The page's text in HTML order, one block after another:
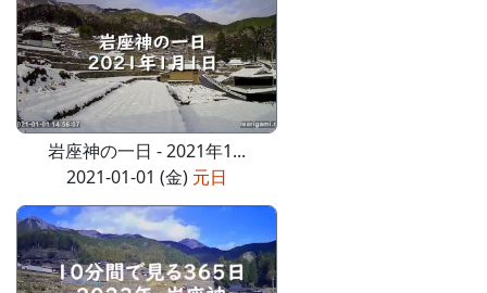
岩座神の一日 - 2021年1...
2021-01-01 (金) 元日